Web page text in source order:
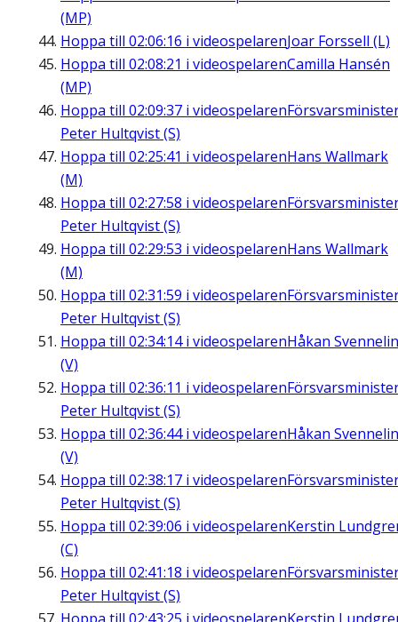
(MP)
Hoppa till 02:06:16 i videospelarenJoar Forssell (L)
Hoppa till 02:08:21 i videospelarenCamilla Hansén
(MP)
Hoppa till 02:09:37 i videospelaren
Peter Hultqvist (S)
Hoppa till 02:25:41 i videospelarenHans Wallmark
(M)
Hoppa till 02:27:58 i videospelaren
Peter Hultqvist (S)
Hoppa till 02:29:53 i videospelarenHans Wallmark
(M)
Hoppa till 02:31:59 i videospelaren
Peter Hultqvist (S)
Hoppa till 02:34:14i videospelarenHåkan
(V)
Hoppa till 02:36:11 i videospelaren
Peter Hultqvist (S)
Hoppa till 02:36:44i videospelarenHåkan
(V)
Hoppa till 02:38:17 i videospelaren
Peter Hultqvist (S)
Hoppa till 02:39:06 i videospelarenKerstin
(C)
Hoppa till 02:41:18 i videospelaren
Peter Hultqvist (S)